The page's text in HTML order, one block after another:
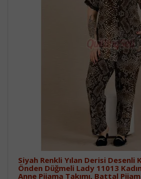
Siyah Renkli Yılan Derisi Desenli
Önden Düğmeli Lady 11013
Anne Pijama Takımı, Battal